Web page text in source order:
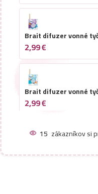
Brait difuzer vonné
2,99€
Brait difuzer vonné
2,99€
2,99€
15 zákazníkov si